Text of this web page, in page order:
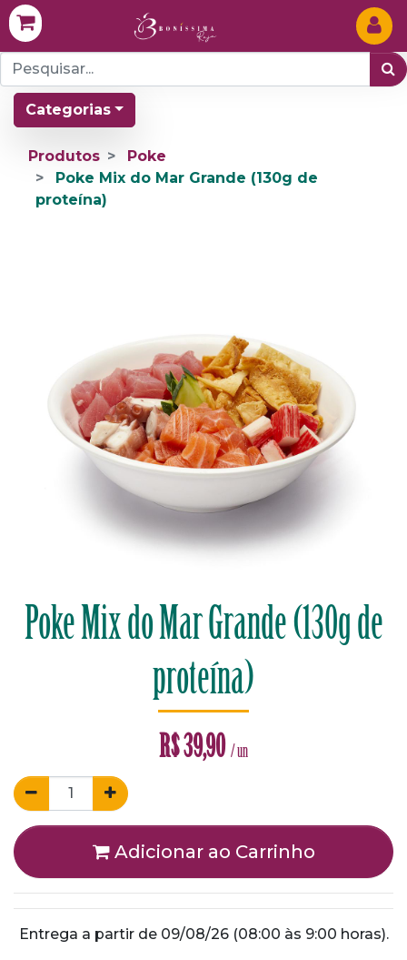
Categorias
Produtos
Poke
Poke Mix do Mar Grande (130g de
proteína)
Poke Mix do Mar Grande (130g de
proteína)
R$39,90 / un
Adicionar ao Carrinho
Entrega a partir de 09/08/26 (08:00 às 9:00 horas).